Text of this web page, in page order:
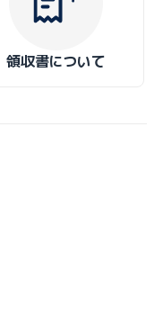
領収書について